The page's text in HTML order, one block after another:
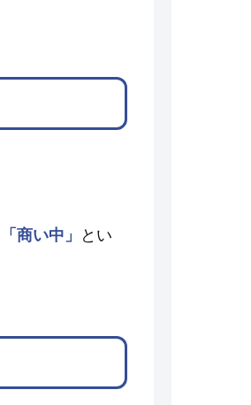
「商い中」
とい